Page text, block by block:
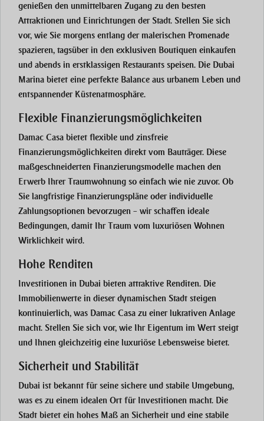
genießen den unmittelbaren Zugang zu den besten
Attraktionen und Einrichtungen der Stadt. Stellen Sie sich
vor, wie Sie morgens entlang der malerischen Promenade
spazieren, tagsüber in den exklusiven Boutiquen einkaufen
und abends in erstklassigen Restaurants speisen. Die Dubai
Marina bietet eine perfekte Balance aus urbanem Leben und
entspannender Küstenatmosphäre.
Flexible Finanzierungsmöglichkeiten
Damac Casa bietet flexible und zinsfreie
Finanzierungsmöglichkeiten direkt vom Bauträger. Diese
maßgeschneiderten Finanzierungsmodelle machen den
Erwerb Ihrer Traumwohnung so einfach wie nie zuvor. Ob
Sie langfristige Finanzierungspläne oder individuelle
Zahlungsoptionen bevorzugen – wir schaffen ideale
Bedingungen, damit Ihr Traum vom luxuriösen Wohnen
Wirklichkeit wird.
Hohe Renditen
Investitionen in Dubai bieten attraktive Renditen. Die
Immobilienwerte in dieser dynamischen Stadt steigen
kontinuierlich, was Damac Casa zu einer lukrativen Anlage
macht. Stellen Sie sich vor, wie Ihr Eigentum im Wert steigt
und Ihnen gleichzeitig eine luxuriöse Lebensweise bietet.
Sicherheit und Stabilität
Dubai ist bekannt für seine sichere und stabile Umgebung,
was es zu einem idealen Ort für Investitionen macht. Die
Stadt bietet ein hohes Maß an Sicherheit und eine stabile